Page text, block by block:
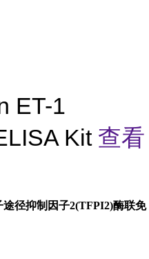
ET-1
Kit 查看
径抑制因子2(TFPI2)酶联免